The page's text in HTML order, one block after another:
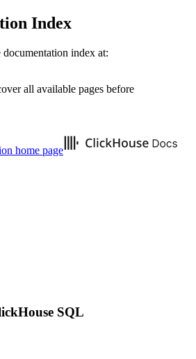
Index
documentation index at:
all available pages before
home page
SQL